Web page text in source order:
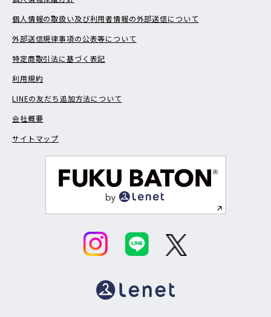
個人情報の取扱い及び利用者情報の外部送信について
外部送信規律事項の公表等について
特定商取引法に基づく表記
利用規約
LINEの友だち追加方法について
会社概要
サイトマップ